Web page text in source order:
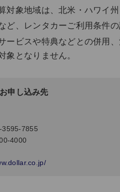
対象地域は、北米・ハワイ
ど、レンタカーご利用条件
ービスや特典などとの併用
象となりません。
申し込み先
3595-7855
4000